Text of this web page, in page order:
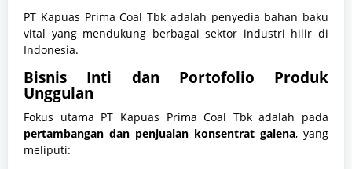
PT Kapuas Prima Coal Tbk adalah penyedia bahan baku
vital yang mendukung berbagai sektor industri hilir di
Indonesia.
Bisnis Inti dan Portofolio Produk
Unggulan
Fokus utama PT Kapuas Prima Coal Tbk adalah pada
pertambangan dan penjualan konsentrat galena, yang
meliputi: